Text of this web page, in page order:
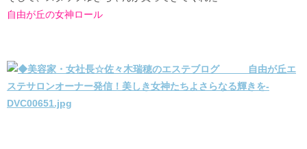
自由が丘の女神ロール